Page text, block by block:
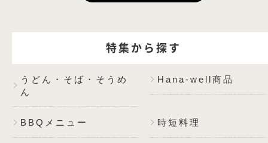
特集から探す
うどん・そば・そうめ
ん
Hana-well商品
BBQメニュー 時短料理